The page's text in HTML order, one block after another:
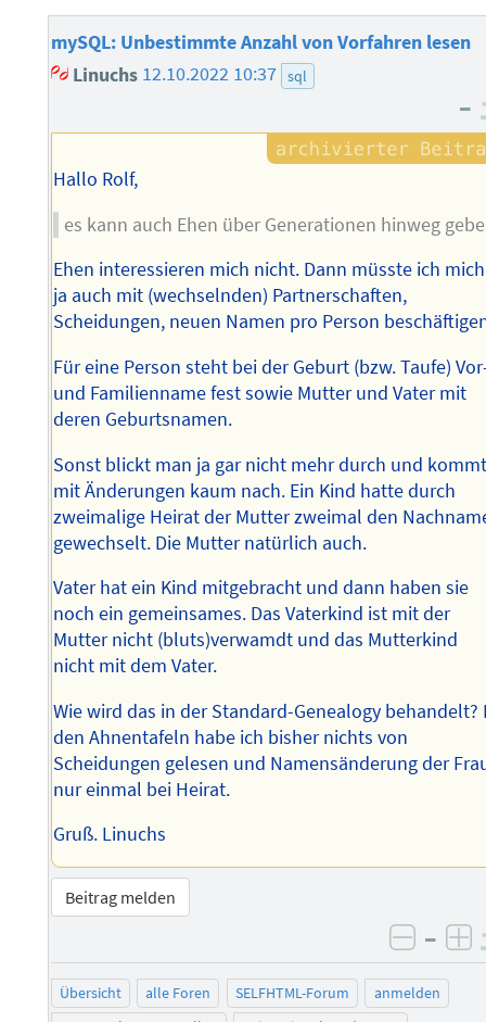
mySQL: Unbestimmte Anzahl von Vorfahren lesen
Linuchs 12.10.2022 10:37 sql
–
Hallo Rolf,
es kann auch Ehen über Generationen hinweg
Ehen interessieren mich nicht. Dann müsste ich mich
ja auch mit (wechselnden) Partnerschaften,
Scheidungen, neuen Namen pro Person
Für eine Person steht bei der Geburt (bzw. Taufe)
und Familienname fest sowie Mutter und Vater mit
deren Geburtsnamen.
Sonst blickt man ja gar nicht mehr durch und
mit Änderungen kaum nach. Ein Kind hatte durch
zweimalige Heirat der Mutter zweimal den
gewechselt. Die Mutter natürlich auch.
Vater hat ein Kind mitgebracht und dann haben sie
noch ein gemeinsames. Das Vaterkind ist mit der
Mutter nicht (bluts)verwamdt und das Mutterkind
nicht mit dem Vater.
Wie wird das in der Standard-Genealogy behandelt?
den Ahnentafeln habe ich bisher nichts von
Scheidungen gelesen und Namensänderung der
nur einmal bei Heirat.
Gruß. Linuchs
Beitrag melden
–
Übersicht alle Foren SELFHTML-Forum
anmelden